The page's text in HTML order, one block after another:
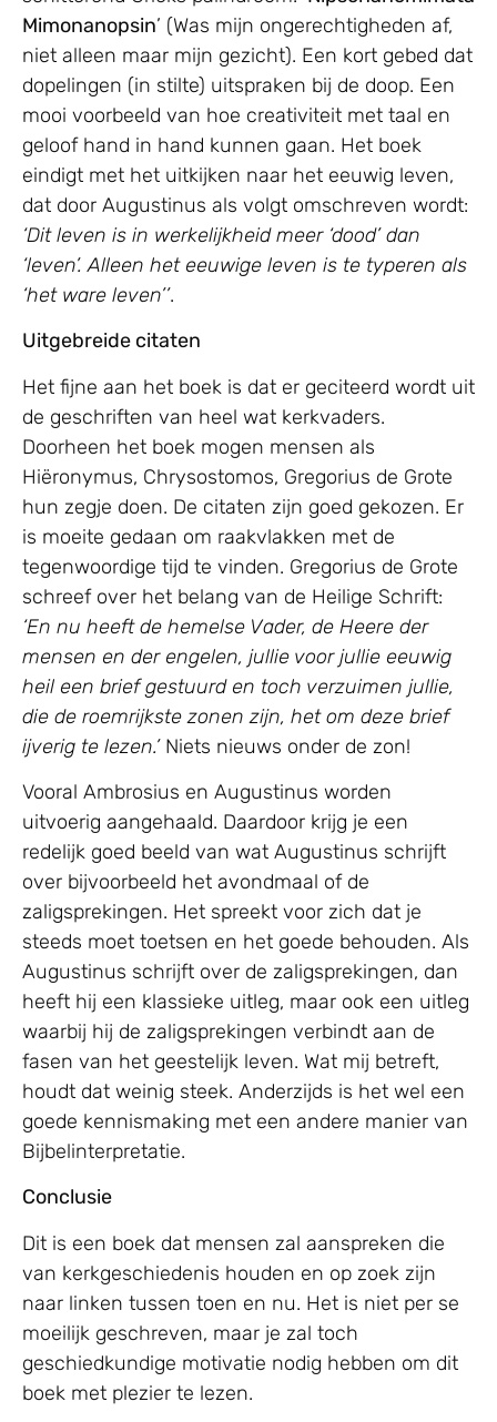
Mimonanopsin’ (Was mijn ongerechtigheden af,
niet alleen maar mijn gezicht). Een kort gebed dat
dopelingen (in stilte) uitspraken bij de doop. Een
mooi voorbeeld van hoe creativiteit met taal en
geloof hand in hand kunnen gaan. Het boek
eindigt met het uitkijken naar het eeuwig leven,
dat door Augustinus als volgt omschreven wordt:
‘Dit leven is in werkelijkheid meer ‘dood’ dan
‘leven’. Alleen het eeuwige leven is te typeren als
‘het ware leven’’.
Uitgebreide citaten
Het fijne aan het boek is dat er geciteerd wordt uit
de geschriften van heel wat kerkvaders.
Doorheen het boek mogen mensen als
Hiëronymus, Chrysostomos, Gregorius de Grote
hun zegje doen. De citaten zijn goed gekozen. Er
is moeite gedaan om raakvlakken met de
tegenwoordige tijd te vinden. Gregorius de Grote
schreef over het belang van de Heilige Schrift:
‘En nu heeft de hemelse Vader, de Heere der
mensen en der engelen, jullie voor jullie eeuwig
heil een brief gestuurd en toch verzuimen jullie,
die de roemrijkste zonen zijn, het om deze brief
ijverig te lezen.’Niets nieuws onder de zon!
Vooral Ambrosius en Augustinus worden
uitvoerig aangehaald. Daardoor krijg je een
redelijk goed beeld van wat Augustinus schrijft
over bijvoorbeeld het avondmaal of de
zaligsprekingen. Het spreekt voor zich dat je
steeds moet toetsen en het goede behouden. Als
Augustinus schrijft over de zaligsprekingen, dan
heeft hij een klassieke uitleg, maar ook een uitleg
waarbij hij de zaligsprekingen verbindt aan de
fasen van het geestelijk leven. Wat mij betreft,
houdt dat weinig steek. Anderzijds is het wel een
goede kennismaking met een andere manier van
Bijbelinterpretatie.
Conclusie
Dit is een boek dat mensen zal aanspreken die
van kerkgeschiedenis houden en op zoek zijn
naar linken tussen toen en nu. Het is niet per se
moeilijk geschreven, maar je zal toch
geschiedkundige motivatie nodig hebben om dit
boek met plezier te lezen.